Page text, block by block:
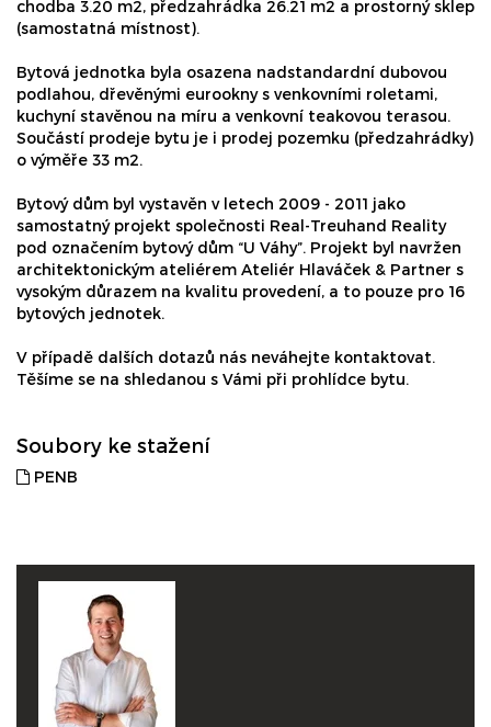
chodba 3.20 m2, předzahrádka 26.21 m2 a prostorný sklep
(samostatná místnost).
Bytová jednotka byla osazena nadstandardní dubovou
podlahou, dřevěnými eurookny s venkovními roletami,
kuchyní stavěnou na míru a venkovní teakovou terasou.
Součástí prodeje bytu je i prodej pozemku (předzahrádky)
o výměře 33 m2.
Bytový dům byl vystavěn v letech 2009 - 2011 jako
samostatný projekt společnosti Real-Treuhand Reality
pod označením bytový dům “U Váhy”. Projekt byl navržen
architektonickým ateliérem Ateliér Hlaváček & Partner s
vysokým důrazem na kvalitu provedení, a to pouze pro 16
bytových jednotek.
V případě dalších dotazů nás neváhejte kontaktovat.
Těšíme se na shledanou s Vámi při prohlídce bytu.
Soubory ke stažení
PENB